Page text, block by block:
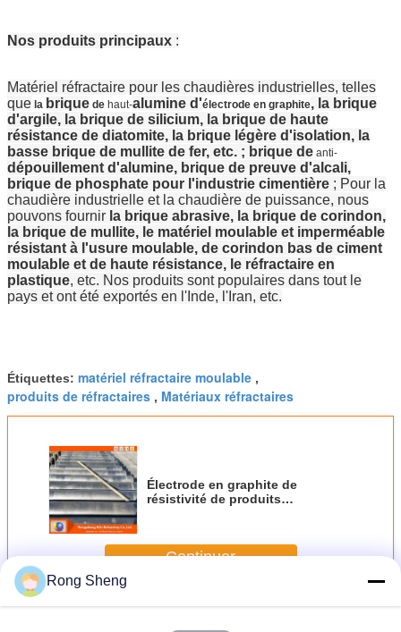
Nos produits principaux :
Matériel réfractaire pour les chaudières industrielles, telles
que la brique de haut-alumine d'électrode en graphite, la brique
d'argile, la brique de silicium, la brique de haute
résistance de diatomite, la brique légère d'isolation, la
basse brique de mullite de fer, etc. ; brique de anti-
dépouillement d'alumine, brique de preuve d'alcali,
brique de phosphate pour l'industrie cimentière ; Pour la
chaudière industrielle et la chaudière de puissance, nous
pouvons fournir la brique abrasive, la brique de corindon,
la brique de mullite, le matériel moulable et imperméable
résistant à l'usure moulable, de corindon bas de ciment
moulable et de haute résistance, le réfractaire en
plastique, etc. Nos produits sont populaires dans tout le
pays et ont été exportés en l'Inde, l'Iran, etc.
Étiquettes: matériel réfractaire moulable ,
produits de réfractaires , Matériaux réfractaires
Électrode en graphite de
résistivité de produits
Continuer
PlusProduits réfractaires
Rong Sheng